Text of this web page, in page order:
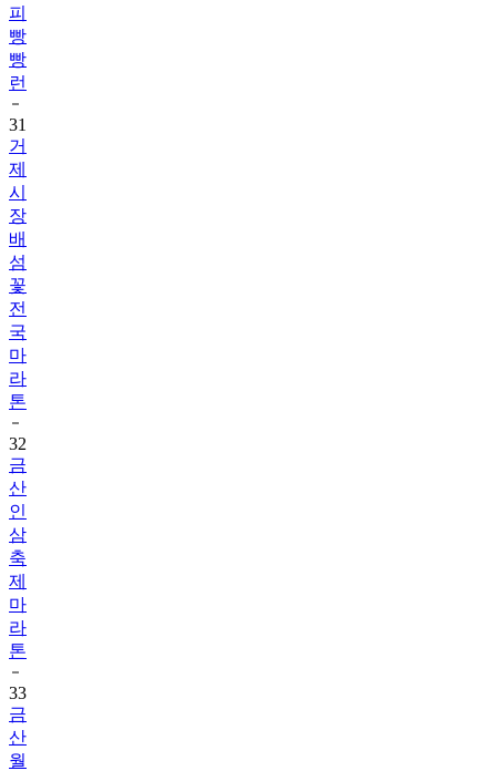
피
빵
빵
런
31
거
제
시
장
배
섬
꽃
전
국
마
라
톤
32
금
산
인
삼
축
제
마
라
톤
33
금
산
월